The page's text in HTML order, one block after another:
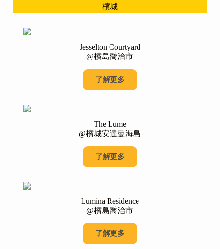
檳城
Jesselton Courtyard
@檳島喬治市
了解更多
The Lume
@檳城安達曼海島
了解更多
Lumina Residence
@檳島喬治市
了解更多